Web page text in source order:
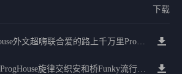
下载
夜店必放电鼓House外文超嗨联合爱的路上千万里Prog包房漫步上头
东南亚深情国语ProgHouse旋律交织安和桥Funky流行情怀串烧